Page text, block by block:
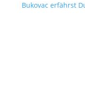
Bukovac erfährst